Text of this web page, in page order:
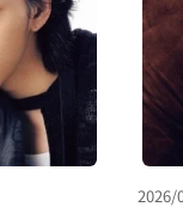
2026/